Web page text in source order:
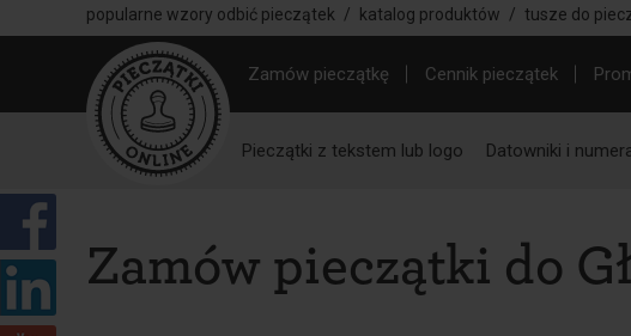
popularne wzory odbić pieczątek / katalog produktów / tusze do
Zamów pieczątkę Cennik pieczątek
Pieczątki z tekstem lub logo Datowniki i
Zamów pieczątki do